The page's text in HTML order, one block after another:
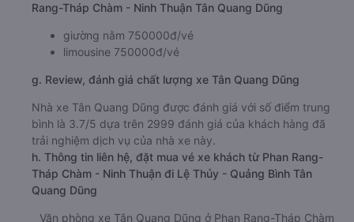
Rang-Tháp Chàm - Ninh Thuận Tân Quang Dũng
giường nằm 750000đ/vé
limousine 750000đ/vé
g. Review, đánh giá chất lượng xe Tân Quang Dũng
Nhà xe Tân Quang Dũng được đánh giá với số điểm trung
bình là 3.7/5 dựa trên 2999 đánh giá của khách hàng đã
trải nghiệm dịch vụ của nhà xe này.
h. Thông tin liên hệ, đặt mua vé xe khách từ Phan Rang-
Tháp Chàm - Ninh Thuận đi Lệ Thủy - Quảng Bình Tân
Quang Dũng
Văn phòng xe Tân Quang Dũng ở Phan Rang-Tháp Chàm